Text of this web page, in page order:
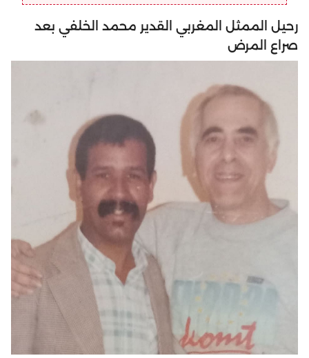
رحيل الممثل المغربي القدير محمد الخلفي بعد
صراع المرض